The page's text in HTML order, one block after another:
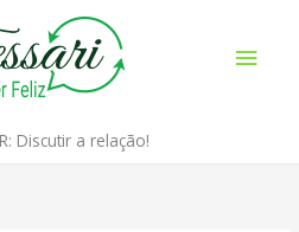
Discutir a relação!